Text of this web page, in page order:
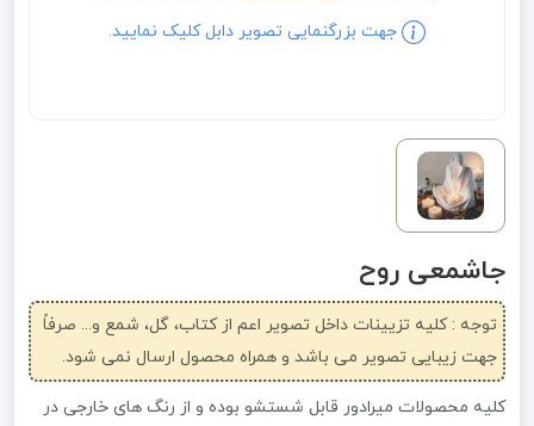
جهت بزرگنمایی تصویر دابل کلیک نمایید.
جاشمعی روح
توجه : کلیه تزیینات داخل تصویر اعم از کتاب، گل، شمع و... صرفاً
جهت زیبایی تصویر می باشد و همراه محصول ارسال نمی شود.
کلیه محصولات میرادور قابل شستشو بوده و از رنگ های خارجی در